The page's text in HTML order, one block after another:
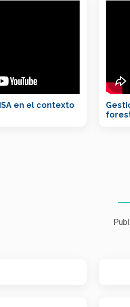
en el contexto